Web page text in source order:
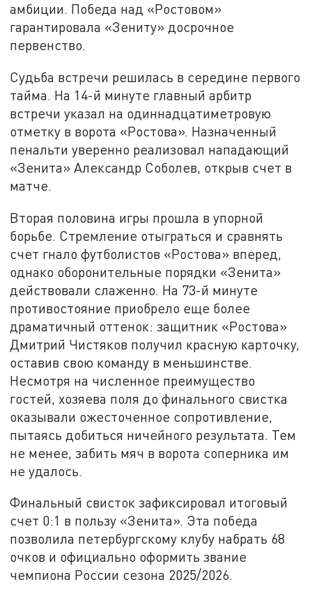
амбиции. Победа над «Ростовом»
гарантировала «Зениту» досрочное
первенство.
Судьба встречи решилась в середине первого
тайма. На 14-й минуте главный арбитр
встречи указал на одиннадцатиметровую
отметку в ворота «Ростова». Назначенный
пенальти уверенно реализовал нападающий
«Зенита» Александр Соболев, открыв счет в
матче.
Вторая половина игры прошла в упорной
борьбе. Стремление отыграться и сравнять
счет гнало футболистов «Ростова» вперед,
однако оборонительные порядки «Зенита»
действовали слаженно. На 73-й минуте
противостояние приобрело еще более
драматичный оттенок: защитник «Ростова»
Дмитрий Чистяков получил красную карточку,
оставив свою команду в меньшинстве.
Несмотря на численное преимущество
гостей, хозяева поля до финального свистка
оказывали ожесточенное сопротивление,
пытаясь добиться ничейного результата. Тем
не менее, забить мяч в ворота соперника им
не удалось.
Финальный свисток зафиксировал итоговый
счет 0:1 в пользу «Зенита». Эта победа
позволила петербургскому клубу набрать 68
очков и официально оформить звание
чемпиона России сезона 2025/2026.